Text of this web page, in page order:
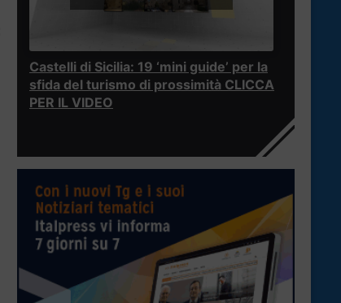
Castelli di Sicilia: 19 ‘mini guide’ per la
sfida del turismo di prossimità CLICCA
PER IL VIDEO